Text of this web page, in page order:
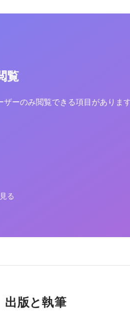
覧
ザーのみ閲覧できる項目がありま
る
出版と執筆